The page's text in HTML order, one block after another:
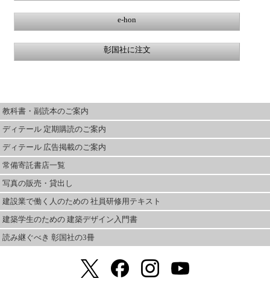
e-hon
彰国社に注文
教科書・副読本のご案内
ディテール 定期購読のご案内
ディテール 広告掲載のご案内
常備寄託書店一覧
写真の販売・貸出し
建設業で働く人のための 社員研修用テキスト
建築学生のための 建築デザイン入門書
読み継ぐべき 彰国社の3冊